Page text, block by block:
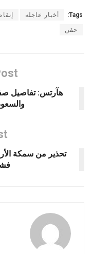
Tags: أخبار عاجله
حقن
هآرتس: تفاصيل
تحذير من سمكة